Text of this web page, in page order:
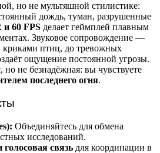
но не мультяшной стилистике:
дождь, туман, разрушенные
и 60 FPS делает геймплей плавным
Звуковое сопровождение —
птиц, до тревожных
ощущение постоянной угрозы.
не безнадёжная: вы чувствуете
последнего огня.
Объединяйтесь для обмена
исследований.
связь для координации в